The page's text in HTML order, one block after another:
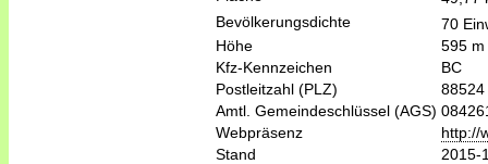
Bevölkerungsdichte
70
Höhe
595 m
Kfz-Kennzeichen
BC
Postleitzahl (PLZ)
88524
Amtl. Gemeindeschlüssel (AGS)
Webpräsenz
http://
Stand
2015-